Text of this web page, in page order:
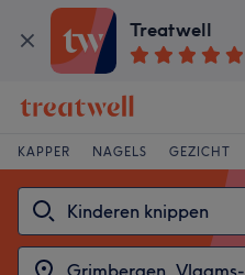
Treatwell
KAPPER NAGELS GEZICHT